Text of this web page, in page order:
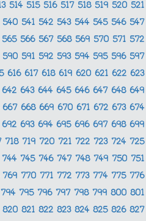
514 515 516 517 518 519 520 521
540 541 542 543 544 545 546 547
565 566 567 568 569 570 571 572
590 591 592 593 594 595 596 597
616 617 618 619 620 621 622 623
642 643 644 645 646 647 648 649
667 668 669 670 671 672 673 674
692 693 694 695 696 697 698 699
718 719 720 721 722 723 724 725
744 745 746 747 748 749 750 751
769 770 771 772 773 774 775 776
794 795 796 797 798 799 800 801
820 821 822 823 824 825 826 827